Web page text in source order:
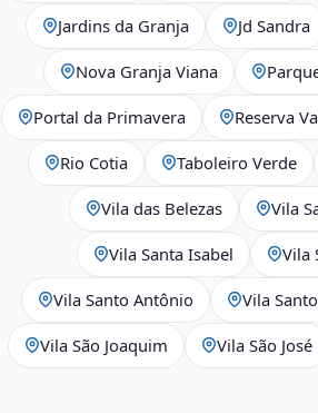
Jardins da Granja Jd Sandra
Nova Granja Viana
Portal da Primavera Reserva
Rio Cotia Taboleiro Verde
Vila das Belezas Vila
Vila Santa Isabel Vila
Vila Santo Antônio Vila
Vila São Joaquim Vila São José